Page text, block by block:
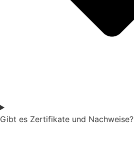
Gibt es Zertifikate und Nachweise?